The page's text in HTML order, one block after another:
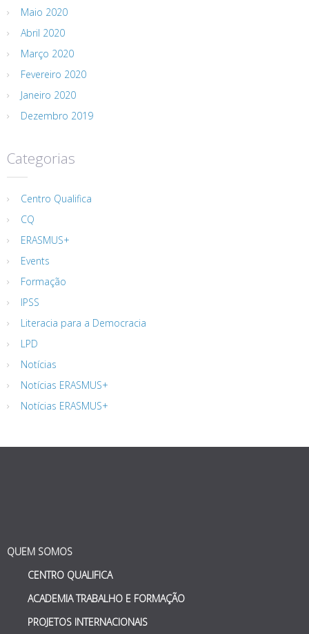
Maio 2020
Abril 2020
Março 2020
Fevereiro 2020
Janeiro 2020
Dezembro 2019
Categorias
Centro Qualifica
CQ
ERASMUS+
Events
Formação
IPSS
Literacia para a Democracia
LPD
Notícias
Notícias ERASMUS+
Notícias ERASMUS+
QUEM SOMOS
CENTRO QUALIFICA
ACADEMIA TRABALHO E FORMAÇÃO
PROJETOS INTERNACIONAIS